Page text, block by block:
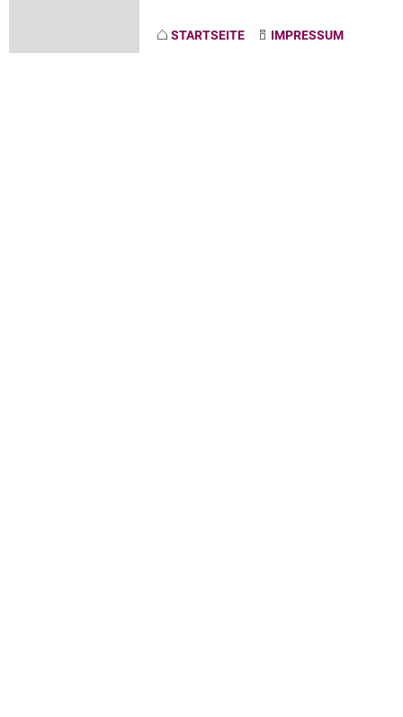
STARTSEITE IMPRESSUM